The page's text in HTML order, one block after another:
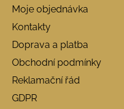
Moje objednávka
Kontakty
Doprava a platba
Obchodní podmínky
Reklamační řád
GDPR